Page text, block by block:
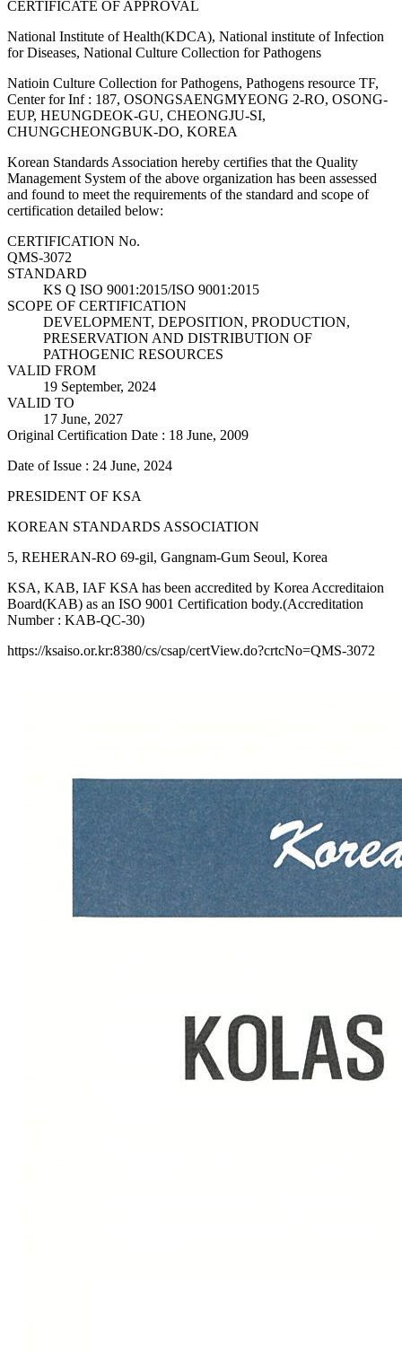
CERTIFICATE OF APPROVAL
National Institute of Health(KDCA), National institute of Infection
for Diseases, National Culture Collection for Pathogens
Natioin Culture Collection for Pathogens, Pathogens resource TF,
Center for Inf : 187, OSONGSAENGMYEONG 2-RO, OSONG-
EUP, HEUNGDEOK-GU, CHEONGJU-SI,
CHUNGCHEONGBUK-DO, KOREA
Korean Standards Association hereby certifies that the Quality
Management System of the above organization has been assessed
and found to meet the requirements of the standard and scope of
certification detailed below:
CERTIFICATION No.
QMS-3072
STANDARD
KS Q ISO 9001:2015/ISO 9001:2015
SCOPE OF CERTIFICATION
DEVELOPMENT, DEPOSITION, PRODUCTION,
PRESERVATION AND DISTRIBUTION OF
PATHOGENIC RESOURCES
VALID FROM
19 September, 2024
VALID TO
17 June, 2027
Original Certification Date : 18 June, 2009
Date of Issue : 24 June, 2024
PRESIDENT OF KSA
KOREAN STANDARDS ASSOCIATION
5, REHERAN-RO 69-gil, Gangnam-Gum Seoul, Korea
KSA, KAB, IAF KSA has been accredited by Korea Accreditaion
Board(KAB) as an ISO 9001 Certification body.(Accreditation
Number : KAB-QC-30)
https://ksaiso.or.kr:8380/cs/csap/certView.do?crtcNo=QMS-3072